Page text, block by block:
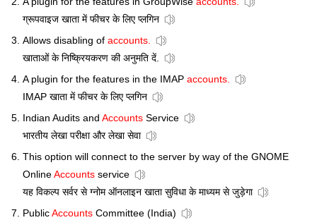
ग्रूपवाइज खाता में फीचर के लिए प्लगिन
Allows disabling of accounts.
खाताओं के निष्क्रियकरण की अनुमति दें.
A plugin for the features in the IMAP accounts.
IMAP खाता में फीचर के लिए प्लगिन
Indian Audits and Accounts Service
भारतीय लेखा परीक्षा और लेखा सेवा
This option will connect to the server by way of the GNOME
OnlineAccounts service
यह विकल्प सर्वर से ग्नोम ऑनलाइन खाता सुविधा के माध्यम से जुड़ेगा
PublicAccounts Committee (India)